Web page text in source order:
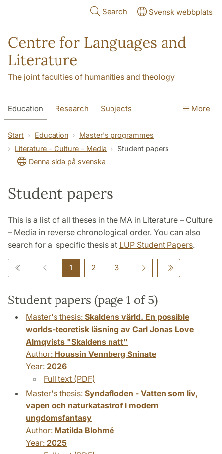
Search Svensk webbplats
Centre for Languages and
Literature
The joint faculties of humanities and theology
Education Research Subjects
SOL building Contact
More
Start Education
Master's programmes
Literature – Culture – Media
Student papers
Denna sida på svenska
Student papers
This is a list of all theses in the MA in Literature – Culture
– Media in reverse chronological order. You can also
search for a specific thesis at LUP Student Papers.
1 2 3
Student papers (page 1 of 5)
Master's thesis: Skaldens värld. En possible
worlds-teoretisk läsning av Carl Jonas Love
Almqvists "Skaldens natt"
Author: Houssin Vennberg Sninate
Year: 2026
Full text (PDF)
Master's thesis: Syndafloden - Vatten som liv,
vapen och naturkatastrof i modern
ungdomsfantasy
Author: Matilda Blohmé
Year: 2025